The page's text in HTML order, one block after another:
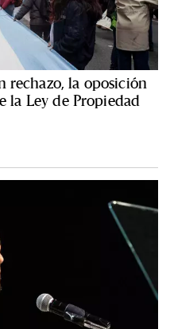
rechazo, la oposición
la Ley de Propiedad